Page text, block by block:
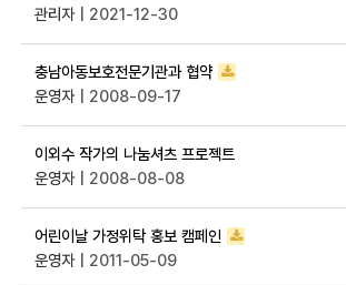
관리자 | 2021-12-30
충남아동보호전문기관과 협약
운영자 | 2008-09-17
이외수 작가의 나눔셔츠 프로젝트
운영자 | 2008-08-08
어린이날 가정위탁 홍보 캠페인
운영자 | 2011-05-09